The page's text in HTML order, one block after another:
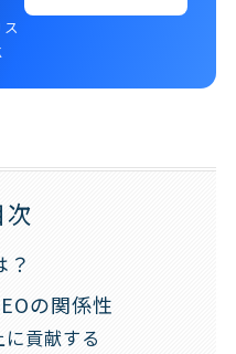
次
？
の関係性
貢献する